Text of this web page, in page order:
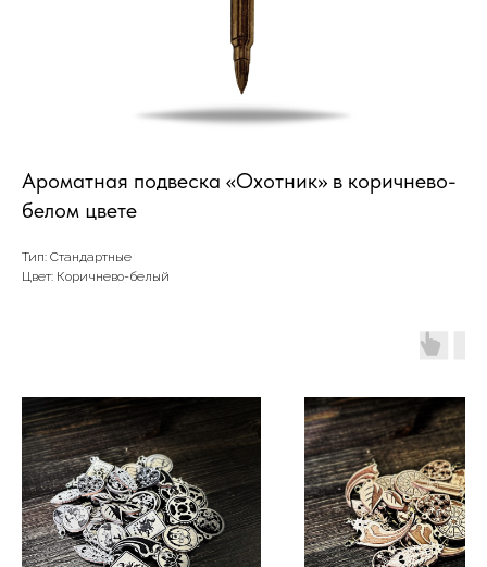
Ароматная подвеска «Охотник» в коричнево-
белом цвете
Тип: Стандартные
Цвет: Коричнево-белый